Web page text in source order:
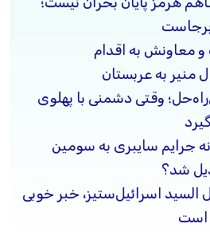
و معاونش به اقدام
منیر به عربستان
وقتی دشمنی با پهلوی
جرایم سایبری به سومین
شد؟
السید اسرائیل‌ستیز، خبر خوبی
است